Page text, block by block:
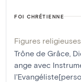
FOI CHRÉTIENNE
Figures religieuses
Trône de Grâce
ange avec